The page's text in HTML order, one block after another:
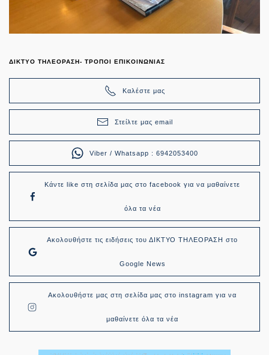
ΔΙΚΤΥΟ ΤΗΛΕΟΡΑΣΗ- ΤΡΟΠΟΙ ΕΠΙΚΟΙΝΩΝΙΑΣ
Καλέστε μας
Στείλτε μας email
Viber / Whatsapp : 6942053400
Κάντε like στη σελίδα μας στο facebook για να μαθαίνετε
όλα τα νέα
Ακολουθήστε τις ειδήσεις του ΔΙΚΤΥΟ ΤΗΛΕΟΡΑΣΗ στο
Google News
Ακολουθήστε μας στη σελίδα μας στο instagram για να
μαθαίνετε όλα τα νέα